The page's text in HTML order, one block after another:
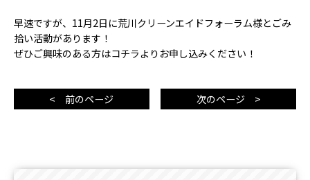
早速ですが、11月2日に荒川クリーンエイドフォーラム様とごみ
拾い活動があります！
ぜひご興味のある方はコチラ よりお申し込みください！
< 前のページ 次のページ >